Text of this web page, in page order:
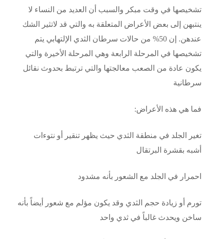
تشخيصها في وقت مبكر والسبب أن العديد من النساء لا
ينتبهن إلى بعض الأعراض المتعلقة به والتي قد لاتثير الشك
عندهن. إن 50% من حالات سرطان الثدي الإلتهابي يتم
تشخيصها في المرحلة الرابعة وهي المرحلة الأخيرة والتي
يكون عادة من الصعب معالجتها والتي ترتبط بحدوث نقائل
سرطانية
فما هي هذه الأعراض:
تغير الجلد في منطقة الثدي حيث يظهر تنقير أو نتوءات
أشبه بقشرة البرتقال
احمرار في الجلد مع الشعور بأنه مشدود
تورم أو زيادة حجم الثدي وقد يكون مؤلم مع شعور أيضاً بأنه
ساخن ويحدث غالباً في ثدي واحد